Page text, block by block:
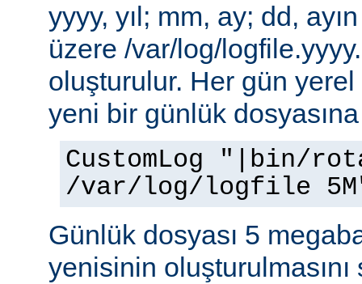
yyyy, yıl; mm, ay; dd,
üzere /var/log/
oluşturulur. Her gün yerel
yeni bir günlük
CustomLog "|bin/
/var/log/logfile 5M"
Günlük dosyası 5
yenisinin oluşturulmasını